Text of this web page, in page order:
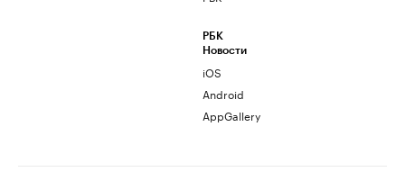
РБК
Новости
iOS
Android
AppGallery